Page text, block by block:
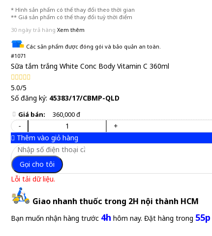
* Hình sản phẩm có thể thay đổi theo thời gian
** Giá sản phẩm có thể thay đổi tuỳ thời điểm
30 ngày trả hàng Xem thêm
Các sản phẩm được đóng gói và bảo quản an toàn.
#1071
Sữa tắm trắng White Conc Body Vitamin C 360ml
5.0/5
Số đăng ký: 45383/17/CBMP-QLD
Giá bán: 360,000 đ
-
+
Thêm vào giỏ hàng
Gọi cho tôi
Lỗi tải dữ liệu.
Giao nhanh thuốc trong 2H nội thành HCM
Bạn muốn nhận hàng trước 4h hôm nay. Đặt hàng trong 55p